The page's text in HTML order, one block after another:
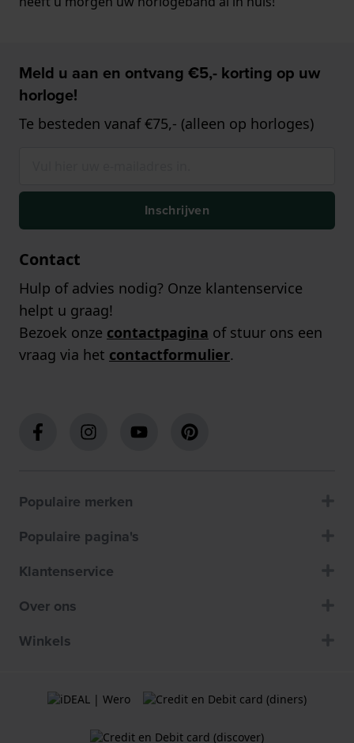
Meld u aan en ontvang €5,- korting op uw
horloge!
Te besteden vanaf €75,- (alleen op horloges)
Inschrijven
Contact
Hulp of advies nodig? Onze klantenservice
helpt u graag!
Bezoek onze contactpagina of stuur ons een
vraag via het contactformulier.
Populaire merken
Populaire pagina's
Klantenservice
Over ons
Winkels